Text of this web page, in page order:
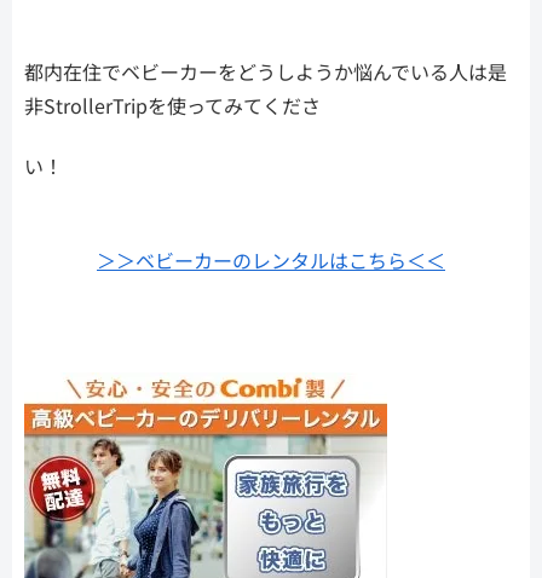
都内在住でベビーカーをどうしようか悩んでいる人は是
非StrollerTripを使ってみてくださ
い！
＞＞ベビーカーのレンタルはこちら＜＜